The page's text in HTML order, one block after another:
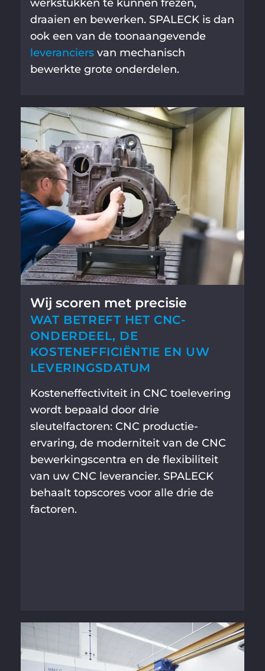
werkstukken te kunnen frezen,
draaien en bewerken. SPALECK is dan
ook een van de toonaangevende
leveranciersvan mechanisch
bewerkte grote onderdelen.
Wij scoren met precisie
WAT BETREFT HET CNC-
ONDERDEEL, DE
KOSTENEFFICIËNTIE EN UW
LEVERINGSDATUM
Kosteneffectiviteit in CNC toelevering
wordt bepaald door drie
sleutelfactoren: CNC productie-
ervaring, de moderniteit van de CNC
bewerkingscentra en de flexibiliteit
van uw CNC leverancier. SPALECK
behaalt topscores voor alle drie de
factoren.